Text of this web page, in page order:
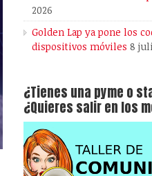
2026
Golden Lap ya pone los
dispositivos móviles 8
¿Tienes una pyme o
¿Quieres salir en los